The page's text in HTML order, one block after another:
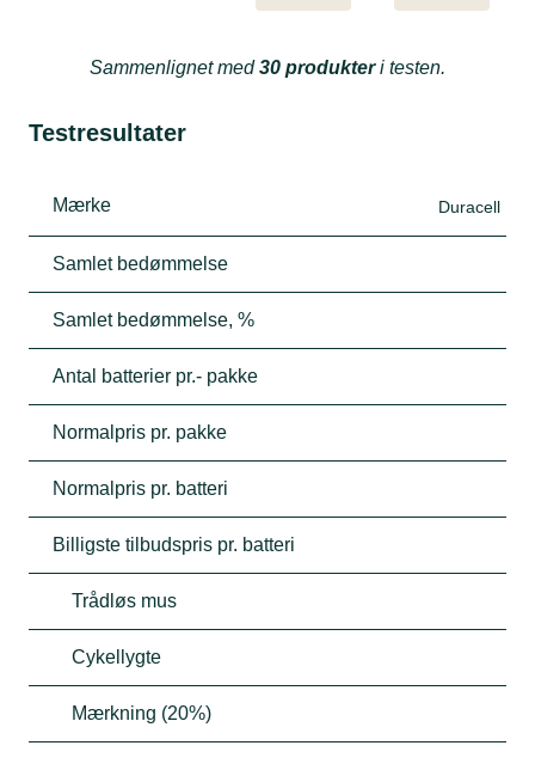
Sammenlignet med30 produkteri testen.
Testresultater
Mærke Duracell
Samlet bedømmelse
Samlet bedømmelse, %
Antal batterier pr.- pakke
Normalpris pr. pakke
Normalpris pr. batteri
Billigste tilbudspris pr. batteri
Trådløs mus
Cykellygte
Mærkning (20%)